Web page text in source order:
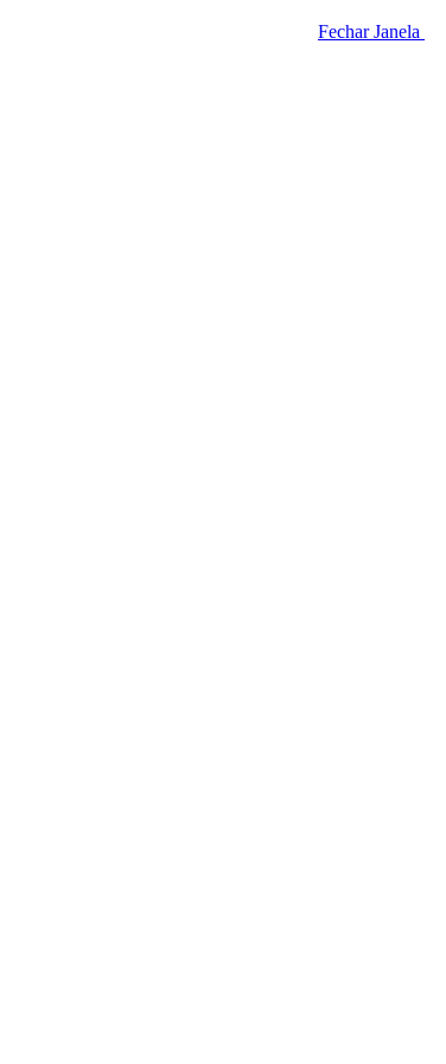
Fechar Janela